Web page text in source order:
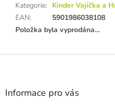
Kategorie: Kinder Vajíčka a
EAN:
5901986038108
Položka byla vyprodána…
Z
Informace pro vás